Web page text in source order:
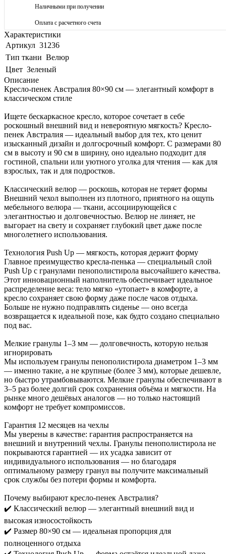
Наличными при получении
Оплата с расчетного счета
Характеристики
Артикул 31236
Тип ткани Велюр
Цвет Зеленый
Описание
Кресло-пенек Австралия 80×90 см — элегантный комфорт в
классическом стиле
Ищете бескаркасное кресло, которое сочетает в себе
роскошный внешний вид и невероятную мягкость? Кресло-
пенек Австралия — идеальный выбор для тех, кто ценит
изысканный дизайн и долгосрочный комфорт. С размерами 80
см в высоту и 90 см в ширину, оно идеально подходит для
гостиной, спальни или уютного уголка для чтения — как для
взрослых, так и для подростков.
Классический велюр — роскошь, которая не теряет формы
Внешний чехол выполнен из плотного, приятного на ощупь
мебельного велюра — ткани, ассоциирующейся с
элегантностью и долговечностью. Велюр не линяет, не
выгорает на свету и сохраняет глубокий цвет даже после
многолетнего использования.
Технология Push Up — мягкость, которая держит форму
Главное преимущество кресла-пенька — специальный слой
Push Up с гранулами пенополистирола высочайшего качества.
Этот инновационный наполнитель обеспечивает идеальное
распределение веса: тело мягко «утопает» в комфорте, а
кресло сохраняет свою форму даже после часов отдыха.
Больше не нужно подправлять сиденье — оно всегда
возвращается к идеальной позе, как будто создано специально
под вас.
Мелкие гранулы 1–3 мм — долговечность, которую нельзя
игнорировать
Мы используем гранулы пенополистирола диаметром 1–3 мм
— именно такие, а не крупные (более 3 мм), которые дешевле,
но быстро утрамбовываются. Мелкие гранулы обеспечивают в
3–5 раз более долгий срок сохранения объёма и мягкости. На
рынке много дешёвых аналогов — но только настоящий
комфорт не требует компромиссов.
Гарантия 12 месяцев на чехлы
Мы уверены в качестве: гарантия распространяется на
внешний и внутренний чехлы. Гранулы пенополистирола не
покрываются гарантией — их усадка зависит от
индивидуального использования — но благодаря
оптимальному размеру гранул вы получите максимальный
срок службы без потери формы и комфорта.
Почему выбирают кресло-пенек Австралия?
✔️ Классический велюр — элегантный внешний вид и
высокая износостойкость
✔️ Размер 80×90 см — идеальная пропорция для
полноценного отдыха